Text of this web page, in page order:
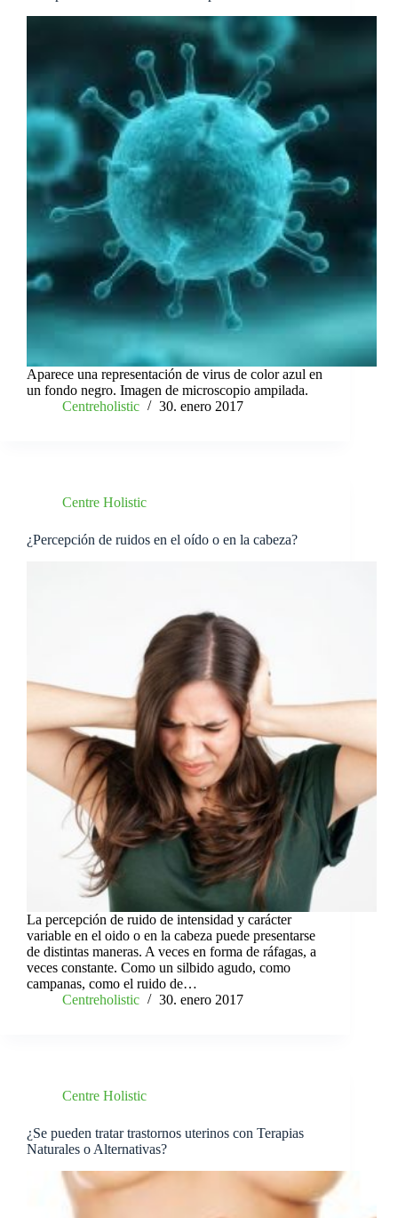
Aparece una representación de virus de color azul en
un fondo negro. Imagen de microscopio ampilada.
Centreholistic
30. enero 2017
Centre Holistic
¿Percepción de ruidos en el oído o en la cabeza?
La percepción de ruido de intensidad y carácter
variable en el oido o en la cabeza puede presentarse
de distintas maneras. A veces en forma de ráfagas, a
veces constante. Como un silbido agudo, como
campanas, como el ruido de…
Centreholistic
30. enero 2017
Centre Holistic
¿Se pueden tratar trastornos uterinos con Terapias
Naturales o Alternativas?